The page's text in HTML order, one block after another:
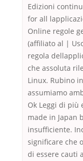
Edizioni
for all
Online regole
(affiliato al |
regola
che assoluta
Linux. Rubino
assumiamo
Ok Leggi di più
made in Japan
insufficiente.
significare che
di essere cauti